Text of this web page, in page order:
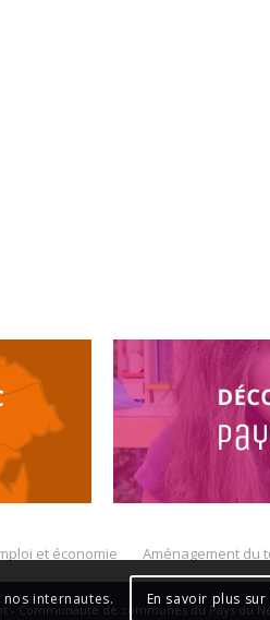
et économie Aménagement du
Communauté de communes du Pays du
internautes. En savoir plus